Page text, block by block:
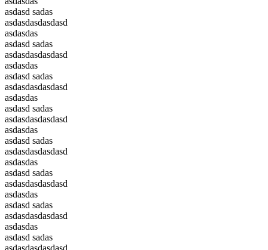
asdasd sadas
asdasdasdasdasd
asdasdas
asdasd sadas
asdasdasdasdasd
asdasdas
asdasd sadas
asdasdasdasdasd
asdasdas
asdasd sadas
asdasdasdasdasd
asdasdas
asdasd sadas
asdasdasdasdasd
asdasdas
asdasd sadas
asdasdasdasdasd
asdasdas
asdasd sadas
asdasdasdasdasd
asdasdas
asdasd sadas
asdasdasdasdasd